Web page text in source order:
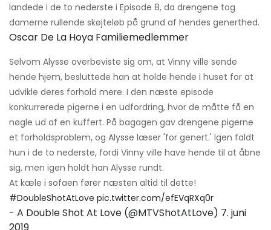
landede i de to nederste i Episode 8, da drengene tog
damerne rullende skøjteløb på grund af hendes generthed.
Oscar De La Hoya Familiemedlemmer
Selvom Alysse overbeviste sig om, at Vinny ville sende
hende hjem, besluttede han at holde hende i huset for at
udvikle deres forhold mere. I den næste episode
konkurrerede pigerne i en udfordring, hvor de måtte få en
nøgle ud af en kuffert. På bagagen gav drengene pigerne
et forholdsproblem, og Alysse læser 'for genert.' Igen faldt
hun i de to nederste, fordi Vinny ville have hende til at åbne
sig, men igen holdt han Alysse rundt.
At kæle i sofaen fører næsten altid til dette!
#DoubleShotAtLove pic.twitter.com/efEVqRXq0r
- A Double Shot At Love (@MTVShotAtLove) 7. juni
2019